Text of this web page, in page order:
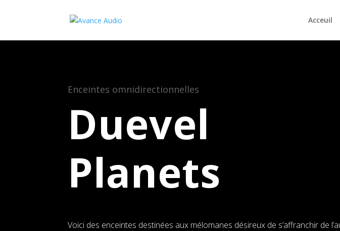
Acceuil
Enceintes omnidirectionnelles
Duevel
Planets
Voici des enceintes destinées aux mélomanes désireux de s’affranchir de